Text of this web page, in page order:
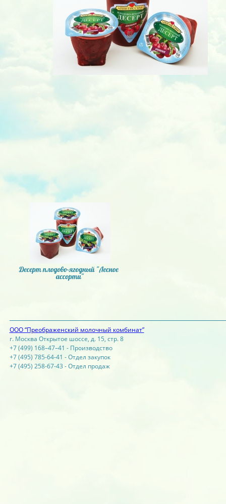
ООО “Преображенский молочный комбинат”
г. Москва Открытое шоссе, д. 15, стр. 8
+7 (499) 168–47–41 - Производство
+7 (495) 785-64-41 - Отдел закупок
+7 (495) 258-67-43 - Отдел продаж